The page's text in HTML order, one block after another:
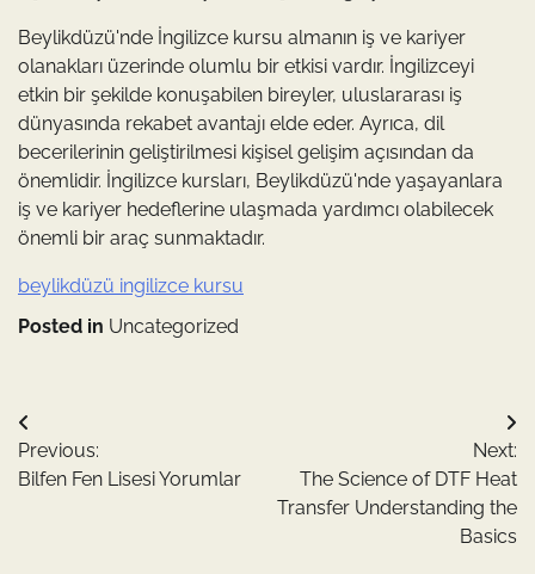
Beylikdüzü'nde İngilizce kursu almanın iş ve kariyer
olanakları üzerinde olumlu bir etkisi vardır. İngilizceyi
etkin bir şekilde konuşabilen bireyler, uluslararası iş
dünyasında rekabet avantajı elde eder. Ayrıca, dil
becerilerinin geliştirilmesi kişisel gelişim açısından da
önemlidir. İngilizce kursları, Beylikdüzü'nde yaşayanlara
iş ve kariyer hedeflerine ulaşmada yardımcı olabilecek
önemli bir araç sunmaktadır.
beylikdüzü ingilizce kursu
Posted in Uncategorized
Yazı
gezinmesi
Previous:
Bilfen Fen Lisesi Yorumlar
Next:
The Science of DTF Heat
Transfer Understanding the
Basics